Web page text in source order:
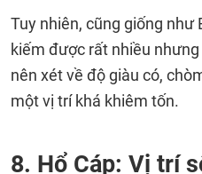
Tuy nhiên, cũng giống như
kiếm được rất nhiều
nên xét về độ giàu có,
một vị trí khá khiêm tốn.
8. Hổ Cáp: Vị trí